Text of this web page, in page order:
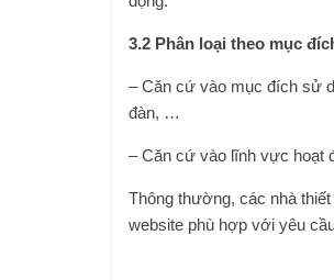
3.2 Phân loại theo mục
– Căn cứ vào mục đích sử
đàn, …
– Căn cứ vào lĩnh vực hoạt
Thông thường, các nhà
website phù hợp với yêu